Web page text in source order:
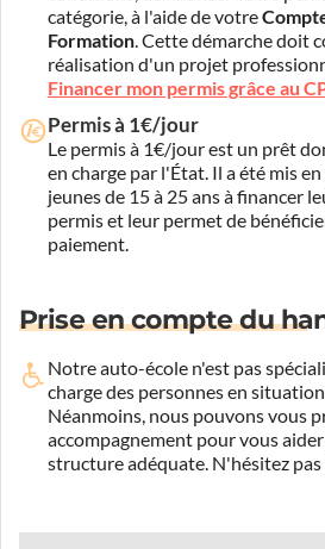
catégorie, à l'aide de votre
Formation. Cette démarche doit
réalisation d'un projet
Financer mon permis grâce au
Permis à 1€/jour
Le permis à 1€/jour est un prêt
en charge par l'État. Il a été mis
jeunes de 15 à 25 ans à financer
permis et leur permet de
paiement.
Prise en compte du
Notre auto-école n'est pas
charge des personnes en
Néanmoins, nous pouvons vous
accompagnement pour vous
structure adéquate. N'hésitez